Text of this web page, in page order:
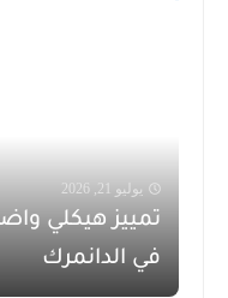
يوليو 21, 2026
تمييز هيكلي
في الدانمرك